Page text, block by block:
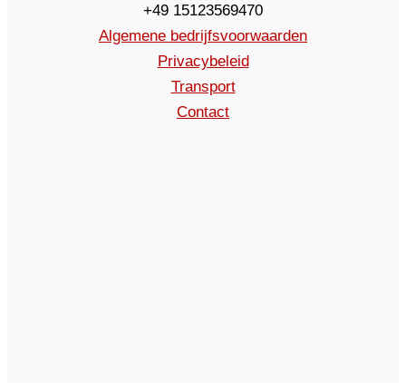
+49 15123569470
Algemene bedrijfsvoorwaarden
Privacybeleid
Transport
Contact